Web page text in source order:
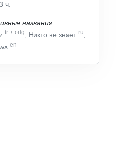
ч.
названия
tr + orig , Никто не знает ru
en